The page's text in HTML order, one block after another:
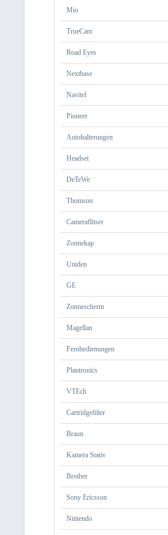
Mio
TrueCam
Road Eyes
Nextbase
Navitel
Pioneer
Autohalterungen
Headset
DeTeWe
Thomson
Cameraflitser
Zonnekap
Uniden
GE
Zonnescherm
Magellan
Fernbedienungen
Plantronics
VTEch
Cartridgefilter
Braun
Kamera Stativ
Brother
Sony Ericsson
Nintendo